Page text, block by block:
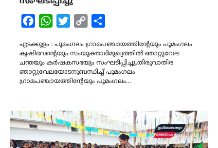
FacebookWhatsAppTwitterCopy
എടക്കുളം : പൂമംഗലം ഗ്രാമപഞ്ചായത്തിന്റേയും പൂമംഗലം
കൃഷിഭവൻ്റെയും സംയുക്താഭിമുഖ്യത്തില്‍‍‍ ഞാറ്റുവേല
ചന്തയും കർഷകസഭയും സംഘടിപ്പിച്ചു.തിരുവാതിര
ഞാറ്റുവേലയോടനുബന്ധിച്ച് പൂമംഗലം
ഗ്രാമപഞ്ചായത്തിന്റേയും പൂമംഗലം…